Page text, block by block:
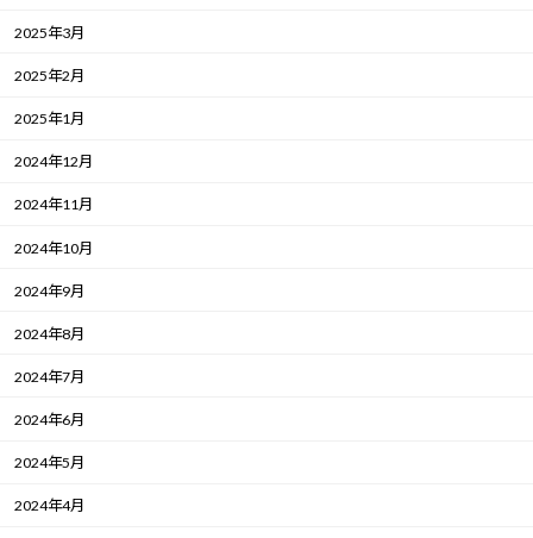
2025年3月
2025年2月
2025年1月
2024年12月
2024年11月
2024年10月
2024年9月
2024年8月
2024年7月
2024年6月
2024年5月
2024年4月